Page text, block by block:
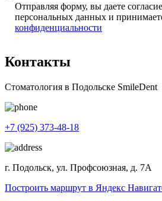
Отправляя форму, вы даете
персональных данных и
конфиденциальности
Контакты
Стоматология в Подольске SmileDent
+7 (925) 373-48-18
г. Подольск, ул. Профсоюзная, д. 7А
Построить маршрут в Яндекс